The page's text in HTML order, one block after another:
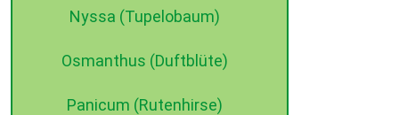
Nyssa (Tupelobaum)
Osmanthus (Duftblüte)
Panicum (Rutenhirse)